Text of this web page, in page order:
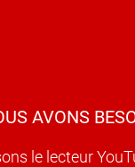
AVONS
le lecteur